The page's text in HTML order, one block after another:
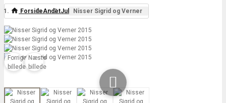
ForsideAndetJul Nisser Sigrid og Verner
Forrige
billede
Næste
billede
